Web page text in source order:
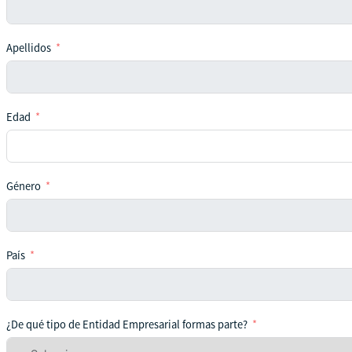
Apellidos
Edad
Género
País
¿De qué tipo de Entidad Empresarial formas parte?